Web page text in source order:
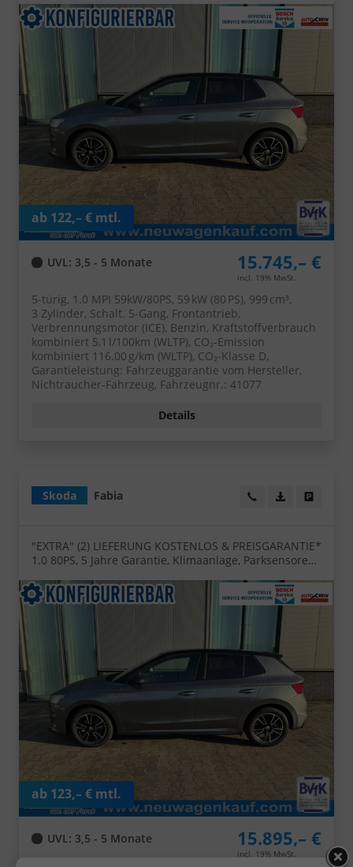
Virtual Cockpit, LED-Scheinwerfer, Nebelscheinwerfer,
Front Assist, Zentralverriegelung mit Fernbedienung,
Lane Assist
UVL: 3,5 - 5 Monate 15.745,– €
incl. 19% MwSt.
ab 122,– € mtl.
5-türig, 1.0 MPI 59kW/80PS, 59 kW (80 PS), 999 cm³,
3 Zylinder, Schalt. 5-Gang, Frontantrieb,
Verbrennungsmotor (ICE), Benzin, Kraftstoffverbrauch
kombiniert 5,1 l/100km (WLTP), CO₂-Emission
kombiniert 116.00 g/km (WLTP), CO₂-Klasse D,
Garantieleistung: Fahrzeuggarantie vom Hersteller,
Nichtraucher-Fahrzeug, Fahrzeugnr.: 41077
Details
Skoda Fabia Wir rufen Sie an!
PDF-Datei,
"EXTRA" (2) LIEFERUNG KOSTENLOS & PREISGARANTIE*
1.0 80PS, 5 Jahre Garantie, Klimaanlage, Parksensoren
Scheinwerfer, Nebelscheinwerfer, Wireless SmartLink
(Navi-Funktion über Smartphone), Armlehne vorn,
Fußmatten
UVL: 3,5 - 5 Monate 15.895,– €
incl. 19% MwSt.
ab 123,– € mtl.